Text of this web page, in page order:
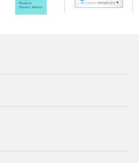
них работать.
включающих в себя